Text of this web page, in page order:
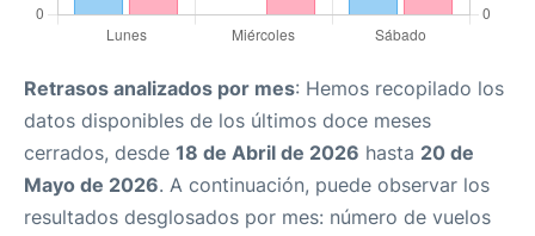
Retrasos analizados por mes: Hemos recopilado los
datos disponibles de los últimos doce meses
cerrados, desde 18 de Abril de 2026 hasta 20 de
Mayo de 2026. A continuación, puede observar los
resultados desglosados por mes: número de vuelos